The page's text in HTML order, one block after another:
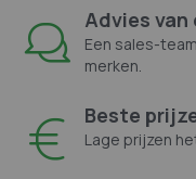
Advies
Een sales-
merken.
Beste
Lage prijzen